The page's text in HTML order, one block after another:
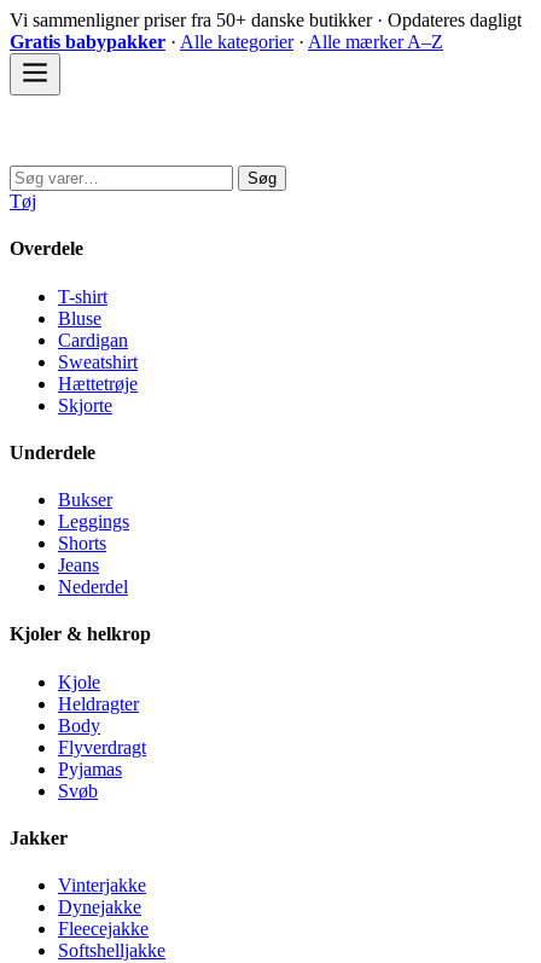
Spring
til
indhold
Vi sammenligner priser fra 50+ danske butikker · Opdateres dagligt
Gratis babypakker · Alle kategorier· Alle mærker A–Z
Søg
efter:
Søg
Tøj
Overdele
T-shirt
Bluse
Cardigan
Sweatshirt
Hættetrøje
Skjorte
Underdele
Bukser
Leggings
Shorts
Jeans
Nederdel
Kjoler & helkrop
Kjole
Heldragter
Body
Flyverdragt
Pyjamas
Svøb
Jakker
Vinterjakke
Dynejakke
Fleecejakke
Softshelljakke